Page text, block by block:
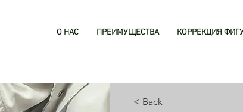
О НАС ПРЕИМУЩЕСТВА КОРРЕКЦИЯ
< Back